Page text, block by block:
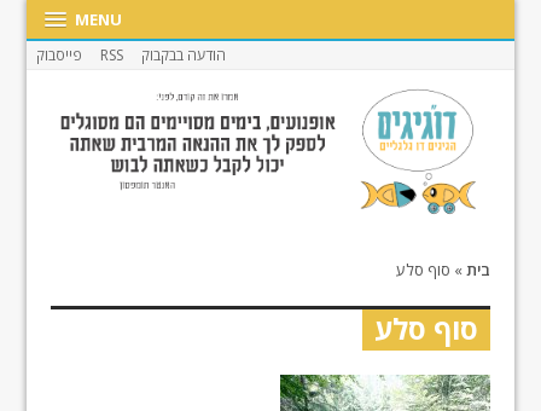
MENU
הודעה בבקבוק RSS פייסבוק
בית» סוף סלע
סוף סלע